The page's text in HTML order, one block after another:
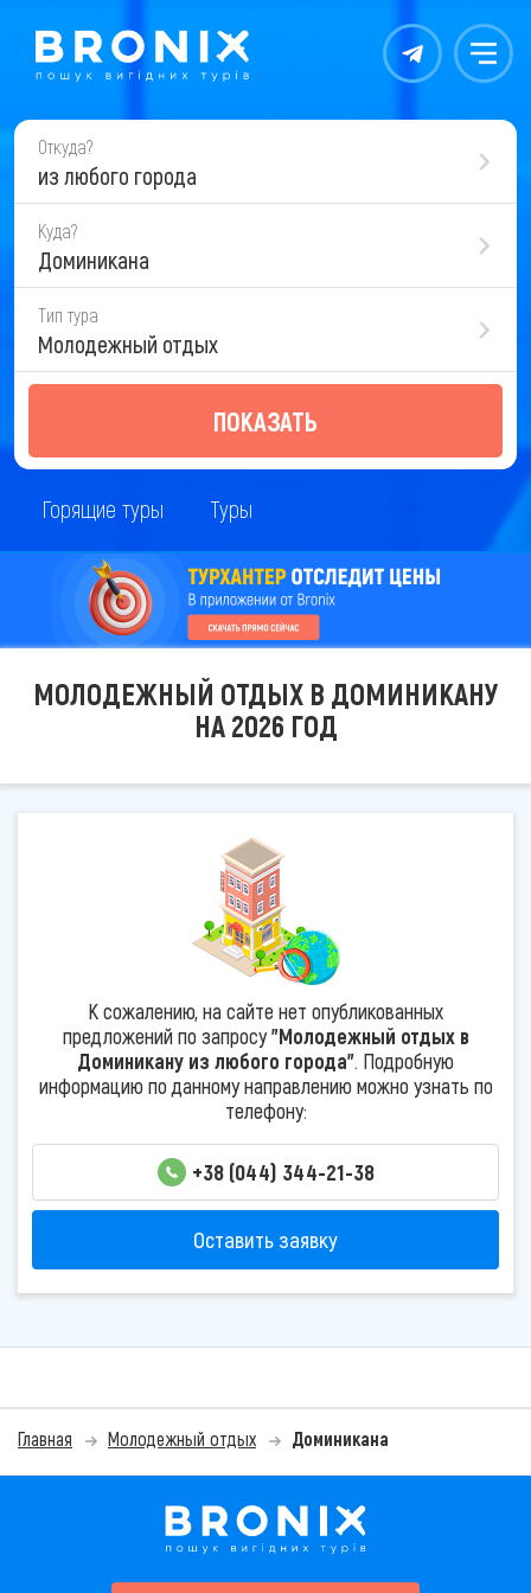
Контакты Меню
Откуда?
из любого города
Куда?
Доминикана
Тип тура
Молодежный отдых
ПОКАЗАТЬ
Горящие туры Туры
МОЛОДЕЖНЫЙ ОТДЫХ В ДОМИНИКАНУ
НА 2026 ГОД
К сожалению, на сайте нет опубликованных
предложений по запросу"Молодежный отдых в
Доминикану из любого города". Подробную
информацию по данному направлению можно узнать по
телефону:
+38 (044) 344-21-38
Оставить заявку
Главная Молодежный отдых Доминикана